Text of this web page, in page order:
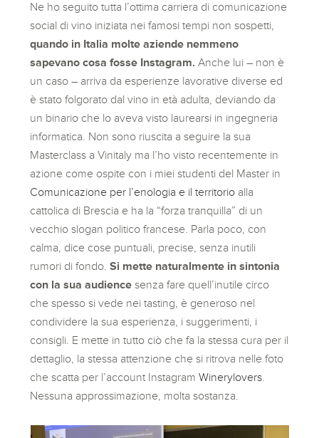
Ne ho seguito tutta l’ottima carriera di comunicazione
social di vino iniziata nei famosi tempi non sospetti,
quando in Italia molte aziende nemmeno
sapevano cosa fosse Instagram. Anche lui – non è
un caso – arriva da esperienze lavorative diverse ed
è stato folgorato dal vino in età adulta, deviando da
un binario che lo aveva visto laurearsi in ingegneria
informatica. Non sono riuscita a seguire la sua
Masterclass a Vinitaly ma l’ho visto recentemente in
azione come ospite con i miei studenti del Master in
Comunicazione per l’enologia e il territorio alla
cattolica di Brescia e ha la “forza tranquilla” di un
vecchio slogan politico francese. Parla poco, con
calma, dice cose puntuali, precise, senza inutili
rumori di fondo.Si mette naturalmente in sintonia
con la sua audience senza fare quell’inutile circo
che spesso si vede nei tasting, è generoso nel
condividere la sua esperienza, i suggerimenti, i
consigli. E mette in tutto ciò che fa la stessa cura per il
dettaglio, la stessa attenzione che si ritrova nelle foto
che scatta per l’account InstagramWinerylovers
Nessuna approssimazione, molta sostanza.